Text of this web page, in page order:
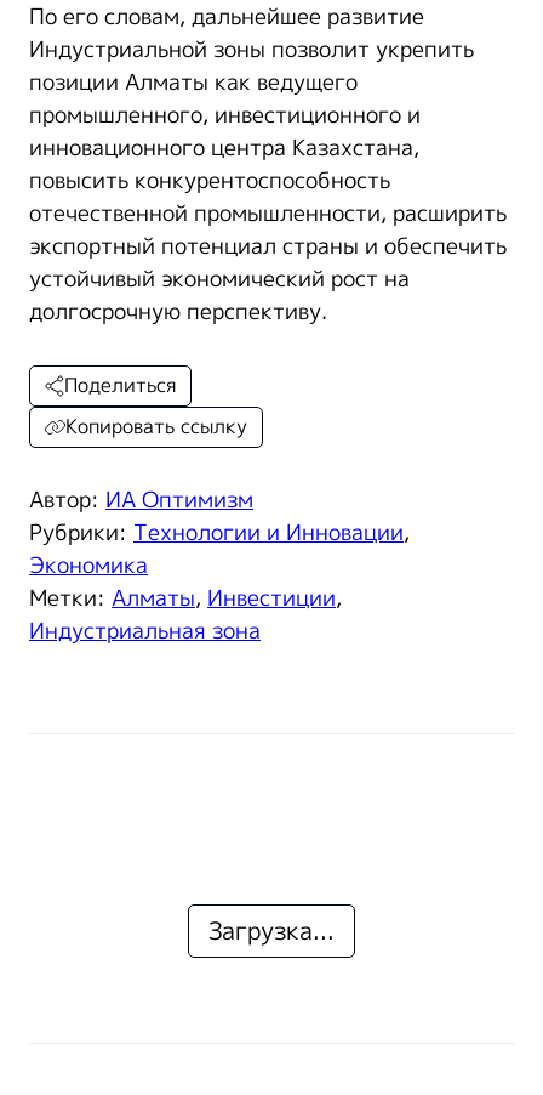
По его словам, дальнейшее развитие
Индустриальной зоны позволит укрепить
позиции Алматы как ведущего
промышленного, инвестиционного и
инновационного центра Казахстана,
повысить конкурентоспособность
отечественной промышленности, расширить
экспортный потенциал страны и обеспечить
устойчивый экономический рост на
долгосрочную перспективу.
Автор: ИА Оптимизм
Рубрики: Технологии и Инновации,
Экономика
Метки: Алматы, Инвестиции,
Индустриальная зона
Поделиться
Копировать ссылку
Загрузка...